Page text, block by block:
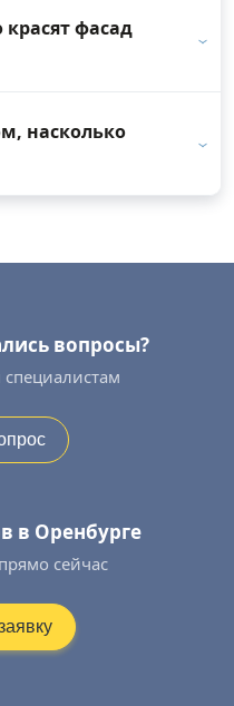
фасад
насколько
вопросы?
в Оренбурге
сейчас